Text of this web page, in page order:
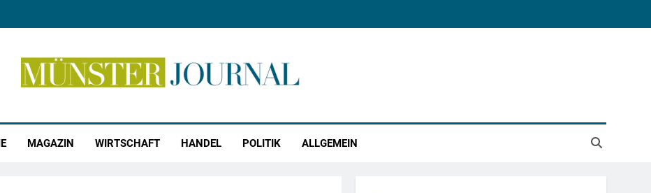
MAGAZIN WIRTSCHAFT HANDEL POLITIK ALLGEMEIN